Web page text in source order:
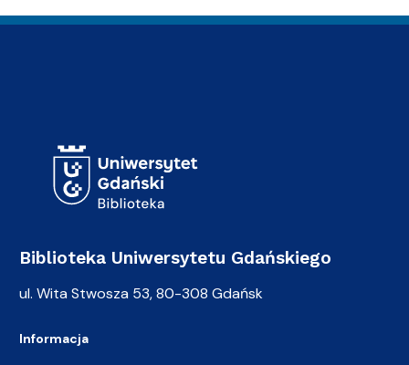
Biblioteka Uniwersytetu Gdańskiego
ul. Wita Stwosza 53, 80-308 Gdańsk
Informacja